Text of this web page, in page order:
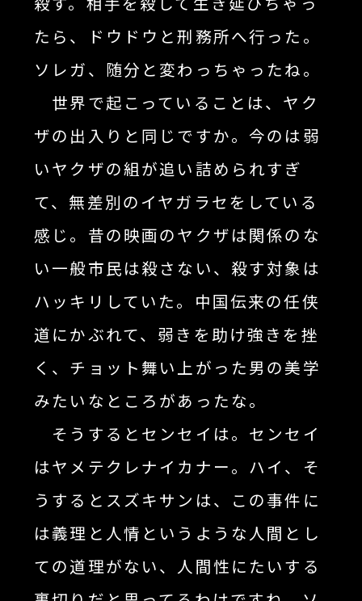
たら、ドウドウと刑務所へ行った。
ソレガ、随分と変わっちゃったね。
世界で起こっていることは、ヤク
ザの出入りと同じですか。今のは弱
いヤクザの組が追い詰められすぎ
て、無差別のイヤガラセをしている
感じ。昔の映画のヤクザは関係のな
い一般市民は殺さない、殺す対象は
ハッキリしていた。中国伝来の任侠
道にかぶれて、弱きを助け強きを挫
く、チョット舞い上がった男の美学
みたいなところがあったな。
そうするとセンセイは。センセイ
はヤメテクレナイカナー。ハイ、そ
うするとスズキサンは、この事件に
は義理と人情というような人間とし
ての道理がない、人間性にたいする